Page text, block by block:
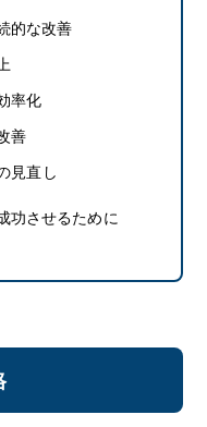
的な改善
率化
善
見直し
功させるために